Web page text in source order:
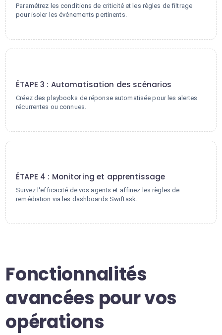
Paramétrez les conditions de criticité et les règles de filtrage
pour isoler les événements pertinents.
ÉTAPE 3 : Automatisation des scénarios
Créez des playbooks de réponse automatisée pour les alertes
récurrentes ou connues.
ÉTAPE 4 : Monitoring et apprentissage
Suivez l'efficacité de vos agents et affinez les règles de
remédiation via les dashboards Swiftask.
Fonctionnalités
avancées pour vos
opérations